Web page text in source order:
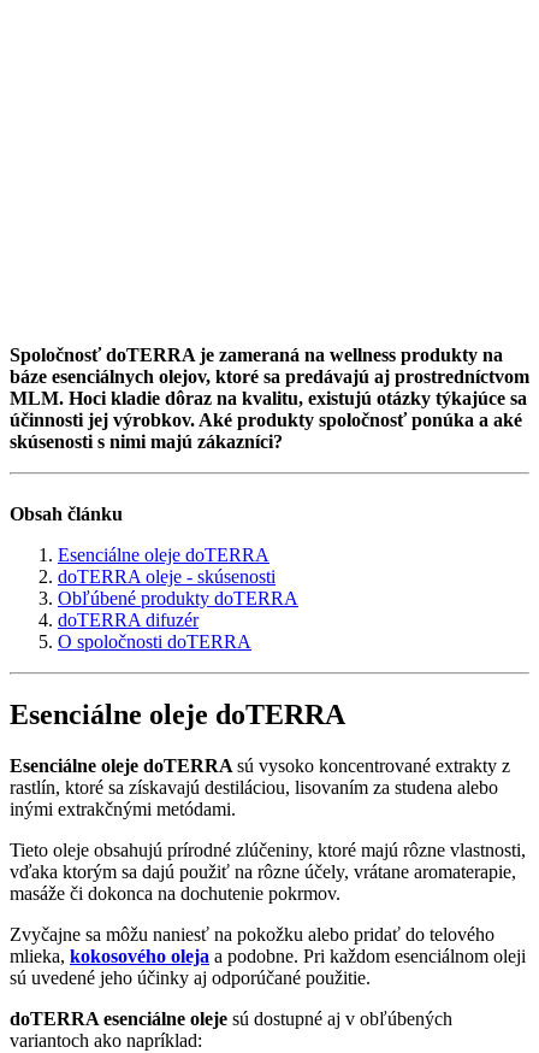
Spoločnosť doTERRA je zameraná na wellness produkty na
báze esenciálnych olejov, ktoré sa predávajú aj prostredníctvom
MLM. Hoci kladie dôraz na kvalitu, existujú otázky týkajúce sa
účinnosti jej výrobkov. Aké produkty spoločnosť ponúka a aké
skúsenosti s nimi majú zákazníci?
Obsah článku
Esenciálne oleje doTERRA
doTERRA oleje - skúsenosti
Obľúbené produkty doTERRA
doTERRA difuzér
O spoločnosti doTERRA
Esenciálne oleje doTERRA
Esenciálne oleje doTERRA sú vysoko koncentrované extrakty z
rastlín, ktoré sa získavajú destiláciou, lisovaním za studena alebo
inými extrakčnými metódami.
Tieto oleje obsahujú prírodné zlúčeniny, ktoré majú rôzne vlastnosti,
vďaka ktorým sa dajú použiť na rôzne účely, vrátane aromaterapie,
masáže či dokonca na dochutenie pokrmov.
Zvyčajne sa môžu naniesť na pokožku alebo pridať do telového
mlieka, kokosového oleja a podobne. Pri každom esenciálnom oleji
sú uvedené jeho účinky aj odporúčané použitie.
doTERRA esenciálne oleje sú dostupné aj v obľúbených
variantoch ako napríklad: